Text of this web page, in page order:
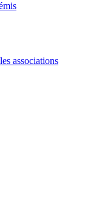
associations